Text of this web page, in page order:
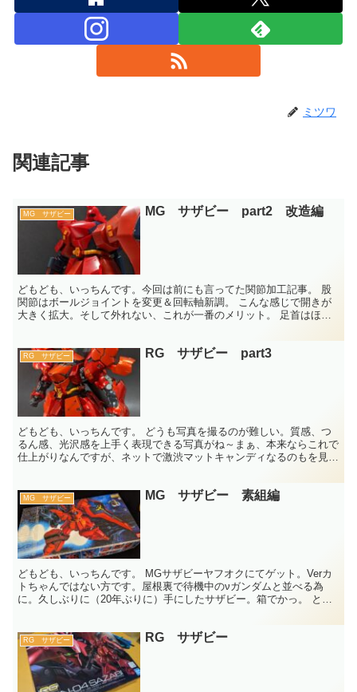
ミツワ
関連記事
MG サザビー MG サザビー part2 改造編
どもども、いっちんです。今回は前にも言ってた関節加工記事。 股
関節はボールジョイントを変更＆回転軸新調。 こんな感じで開きが
大きく拡大。そして外れない、これが一番のメリット。 足首はほぼ
RG サザビー RG サザビー part3
どもども、いっちんです。 どうも写真を撮るのが難しい。質感、つ
るん感、光沢感を上手く表現できる写真がね～まぁ、本来ならこれで
仕上がりなんですが、ネットで激渋マットキャンディなるのもを見て
MG サザビー MG サザビー 素組編
どもども、いっちんです。 MGサザビーヤフオクにてゲット。Verカ
トちゃんではない方です。屋根裏で待機中のνガンダムと並べる為
に。久しぶりに（20年ぶりに）手にしたサザビー。箱でかっ。 とり
RG サザビー RG サザビー